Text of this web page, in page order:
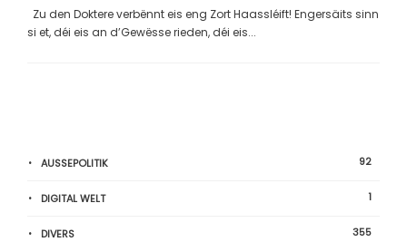
Zu den Doktere verbënnt eis eng Zort Haassléift! Engersäits sinn
si et, déi eis an d’Gewësse rieden, déi eis...
AUSSEPOLITIK 92
DIGITAL WELT 1
DIVERS 355